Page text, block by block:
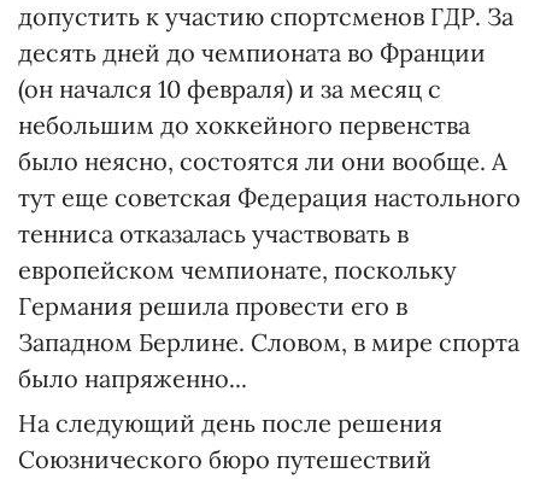
допустить к участию спортсменов ГДР. За
десять дней до чемпионата во Франции
(он начался 10 февраля) и за месяц с
небольшим до хоккейного первенства
было неясно, состоятся ли они вообще. А
тут еще советская Федерация настольного
тенниса отказалась участвовать в
европейском чемпионате, поскольку
Германия решила провести его в
Западном Берлине. Словом, в мире спорта
было напряженно...
На следующий день после решения
Союзнического бюро путешествий